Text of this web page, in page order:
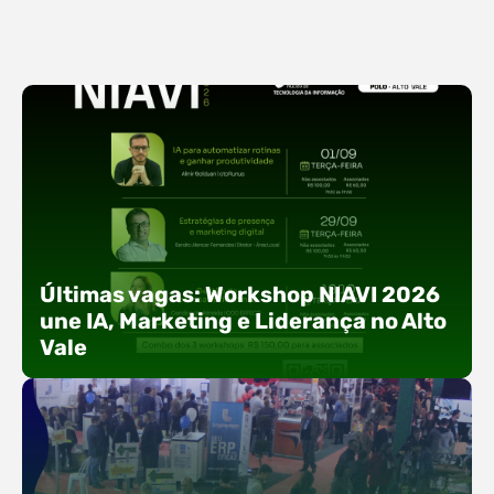
Últimas vagas: Workshop NIAVI 2026
une IA, Marketing e Liderança no Alto
Vale